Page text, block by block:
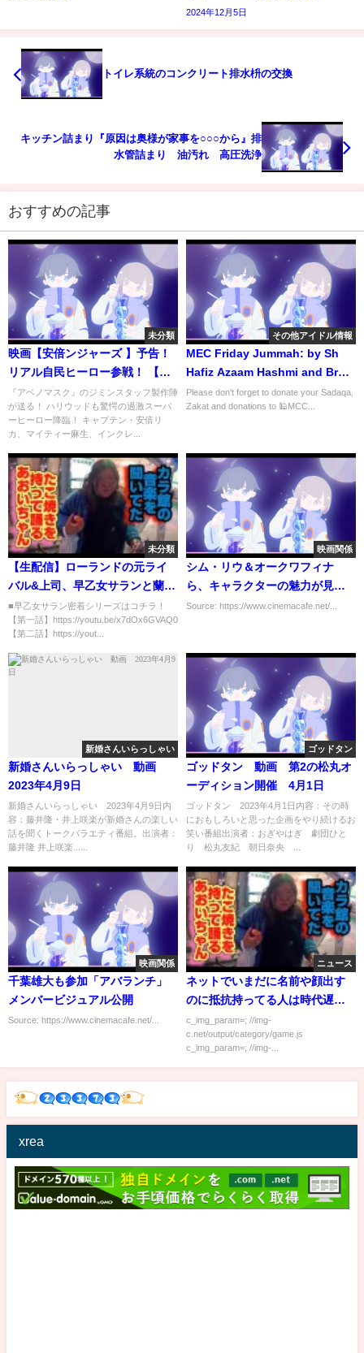
2024年12月5日
トイレ系統のコンクリート排水枡の交換
キッチン詰まり『原因は奥様が家事を○○○から』排
水管詰まり 油汚れ 高圧洗浄
おすすめの記事
未分類
映画【安倍ンジャーズ 】予告！
リアル自民ヒーロー参戦！ 【デ
ィープフェイク】
『アベノマスク』のジミンスタッフ製作陣
が送る！ ハリウッドも驚愕の過激スーパ
ーヒーロー降臨！ キャプテン・安倍リ
カ、マイティー麻生、インクレ...
その他アイドル情報
MEC Friday Jummah: by Sh
Hafiz Azaam Hashmi and Br
Amjad Quadri 01/06/2023
Please don't forget to donate your Sadaqa,
Zakat and donations to 🕌MCC...
未分類
【生配信】ローランドの元ライ
バル&上司、早乙女サランと蘭社
長が本音トーク
■早乙女サラン密着シリーズはコチラ！
【第一話】https://youtu.be/x7dOx6GVAQ0
【第二話】https://yout...
映画関係
シム・リウ＆オークワフィナ
ら、キャラクターの魅力が見え
てくる『シャン・チー』特別映
Source: https://www.cinemacafe.net/...
新婚さんいらっしゃい
新婚さんいらっしゃい 動画
2023年4月9日
新婚さんいらっしゃい 2023年4月9日内
容：藤井隆・井上咲楽が新婚さんの楽しい
話を聞くトークバラエティ番組。出演者：
藤井隆 井上咲楽......
ゴッドタン
ゴッドタン 動画 第2の松丸オ
ーディション開催 4月1日
ゴッドタン 2023年4月1日内容：その時
におもしろいと思った企画をやり続けるお
笑い番組出演者：おぎやはぎ 劇団ひと
り 松丸友紀 朝日奈央 ...
映画関係
千葉雄大も参加「アバランチ」
メンバービジュアル公開
Source: https://www.cinemacafe.net/...
ニュース
ネットでいまだに名前や顔出す
のに抵抗持ってる人は時代遅れ
らしい
c_img_param=; //img-
c.net/output/category/game.js
c_img_param=; //img-...
xrea